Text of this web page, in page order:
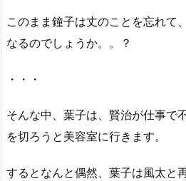
このまま鐘子は丈のことを忘れて
なるのでしょうか。。？
・・・
そんな中、葉子は、賢治が仕事で
を切ろうと美容室に行きます。
するとなんと偶然、葉子は風太と